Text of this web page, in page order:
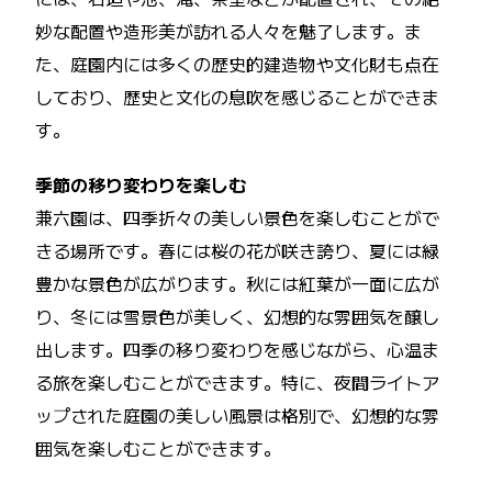
妙な配置や造形美が訪れる人々を魅了します。ま
た、庭園内には多くの歴史的建造物や文化財も点在
しており、歴史と文化の息吹を感じることができま
す。
季節の移り変わりを楽しむ
兼六園は、四季折々の美しい景色を楽しむことがで
きる場所です。春には桜の花が咲き誇り、夏には緑
豊かな景色が広がります。秋には紅葉が一面に広が
り、冬には雪景色が美しく、幻想的な雰囲気を醸し
出します。四季の移り変わりを感じながら、心温ま
る旅を楽しむことができます。特に、夜間ライトア
ップされた庭園の美しい風景は格別で、幻想的な雰
囲気を楽しむことができます。